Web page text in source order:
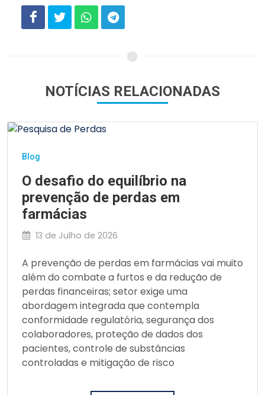
NOTÍCIAS RELACIONADAS
Blog
O desafio do equilíbrio na
prevenção de perdas em
farmácias
13 de Julho de 2026
A prevenção de perdas em farmácias vai muito
além do combate a furtos e da redução de
perdas financeiras; setor exige uma
abordagem integrada que contempla
conformidade regulatória, segurança dos
colaboradores, proteção de dados dos
pacientes, controle de substâncias
controladas e mitigação de risco